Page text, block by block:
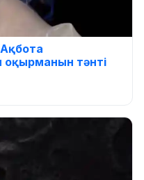
оқырманын тәнті